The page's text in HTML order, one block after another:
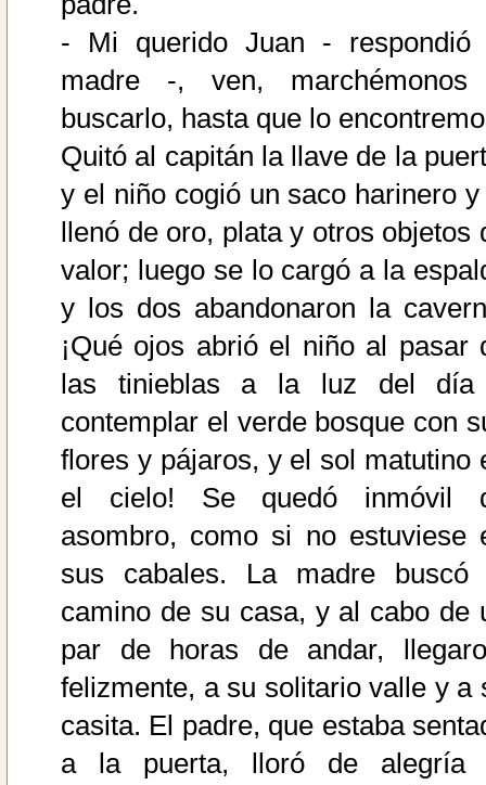
- Mi querido Juan - respondió
madre -, ven,
buscarlo, hasta que lo
Quitó al capitán la llave de la
y el niño cogió un saco harinero y
llenó de oro, plata y otros objetos
valor; luego se lo cargó a la
y los dos abandonaron la
¡Qué ojos abrió el niño al pasar
las tinieblas a la luz del
contemplar el verde bosque con
flores y pájaros, y el sol matutino
el cielo! Se quedó inmóvil
asombro, como si no estuviese
sus cabales. La madre buscó
camino de su casa, y al cabo de
par de horas de andar,
felizmente, a su solitario valle y a
casita. El padre, que estaba
a la puerta, lloró de alegría